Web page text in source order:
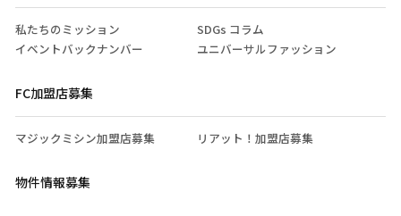
私たちのミッション
SDGs コラム
イベントバックナンバー
ユニバーサルファッション
FC加盟店募集
マジックミシン加盟店募集 リアット！加盟店募集
物件情報募集